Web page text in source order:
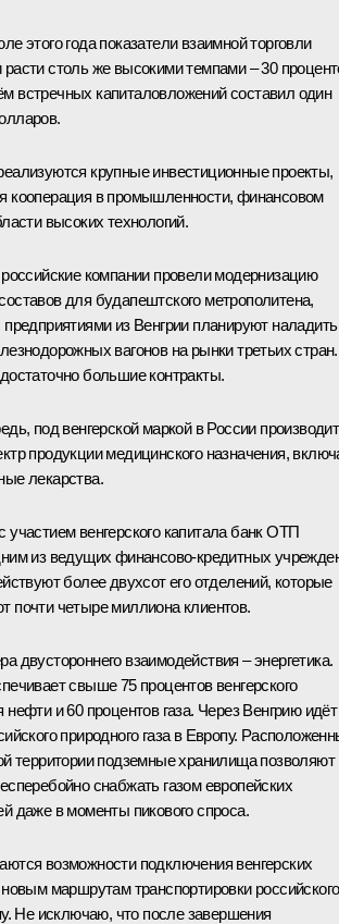
этого года показатели взаимной торговли
столь же высокими темпами – 30
встречных капиталовложений составил один
крупные инвестиционные проекты,
кооперация в промышленности, финансовом
высоких технологий.
компании провели модернизацию
для будапештского метрополитена,
предприятиями из Венгрии планируют наладить
вагонов на рынки третьих стран.
большие контракты.
под венгерской маркой в России
продукции медицинского назначения,
лекарства.
участием венгерского капитала банк ОТП
из ведущих финансово-кредитных
более двухсот его отделений, которые
почти четыре миллиона клиентов.
двустороннего взаимодействия – энергетика.
свыше 75 процентов венгерского
нефти и 60 процентов газа. Через Венгрию идёт
природного газа в Европу.
территории подземные хранилища позволяют
снабжать газом европейских
даже в моменты пикового спроса.
возможности подключения венгерских
новым маршрутам транспортировки российского
Не исключаю, что после завершения